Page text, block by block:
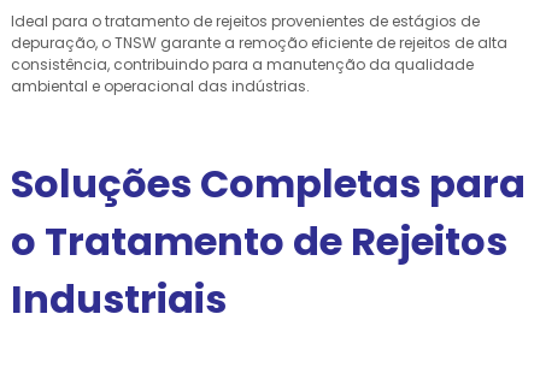
Ideal para o tratamento de rejeitos provenientes de estágios de
depuração, o TNSW garante a remoção eficiente de rejeitos de alta
consistência, contribuindo para a manutenção da qualidade
ambiental e operacional das indústrias.
Soluções Completas para
o Tratamento de Rejeitos
Industriais